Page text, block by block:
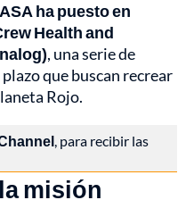
ha puesto en
Health and
, una serie de
que buscan recrear
Rojo.
, para recibir las
misión